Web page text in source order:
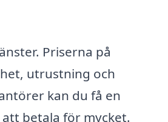
Priserna på
utrustning och
kan du få en
betala för mycket.